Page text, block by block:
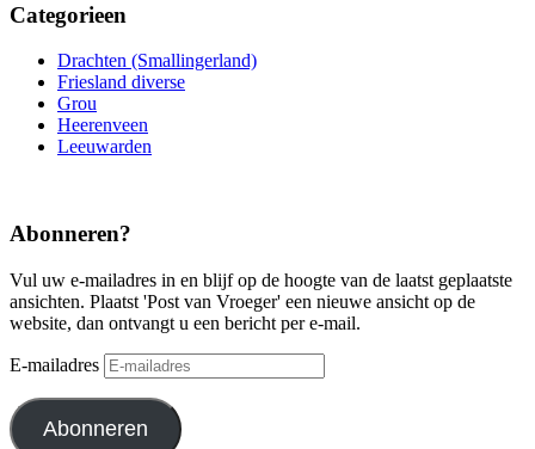
Categorieen
Drachten (Smallingerland)
Friesland diverse
Grou
Heerenveen
Leeuwarden
Abonneren?
Vul uw e-mailadres in en blijf op de hoogte van de laatst geplaatste
ansichten. Plaatst 'Post van Vroeger' een nieuwe ansicht op de
website, dan ontvangt u een bericht per e-mail.
E-mailadres
Abonneren